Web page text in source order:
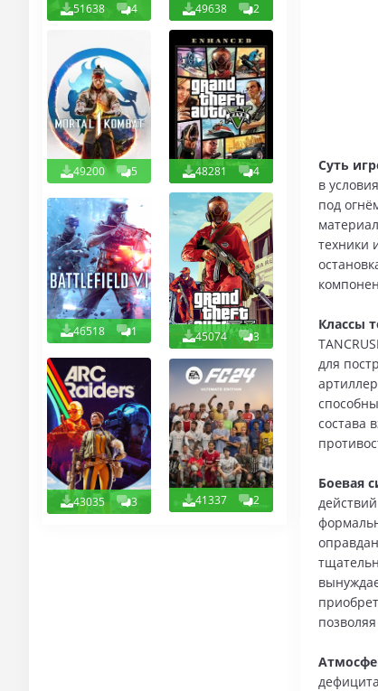
51638 4 49638 2
49200 5 48281 4
46518 1 45074 3
43035 3 41337 2
Суть
в
под
техники
Классы
для
состава
Боевая